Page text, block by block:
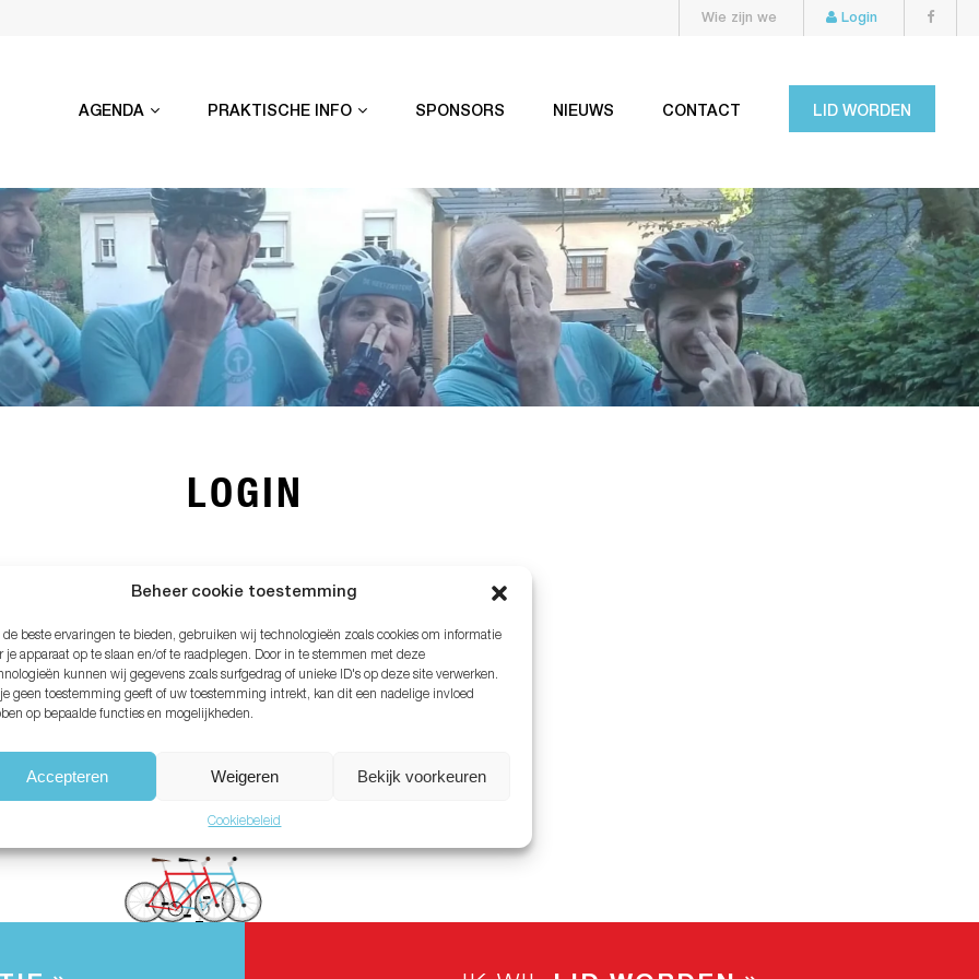
Beheer cookie toestemming
de beste ervaringen te bieden, gebruiken wij technologieën zoals cookies om informatie
je apparaat op te slaan en/of te raadplegen. Door in te stemmen met deze
kunnen wij gegevens zoals surfgedrag of unieke ID's op deze site verwerken.
geen toestemming geeft of uw toestemming intrekt, kan dit een nadelige invloed
op bepaalde functies en mogelijkheden.
Accepteren Weigeren Bekijk voorkeuren
Cookiebeleid
Wie zijn we Login
AGENDA PRAKTISCHE INFO SPONSORS NIEUWS CONTACT LID WORDEN
LOGIN
vergeten?